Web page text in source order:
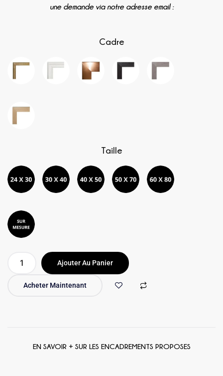
une demande via notre adresse email :
Cadre
Taille
Acheter Maintenant
Ajouter Au Panier
EN SAVOIR + SUR LES ENCADREMENTS PROPOSES